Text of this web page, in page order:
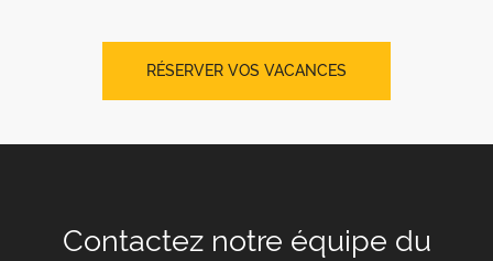
RÉSERVER VOS VACANCES
Contactez notre équipe du